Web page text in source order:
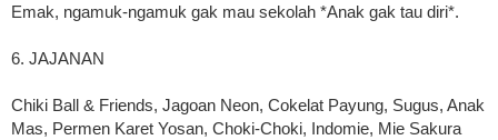
Emak, ngamuk-ngamuk gak mau sekolah *Anak gak tau diri*.
6. JAJANAN
Chiki Ball & Friends, Jagoan Neon, Cokelat Payung, Sugus, Anak
Mas, Permen Karet Yosan, Choki-Choki, Indomie, Mie Sakura